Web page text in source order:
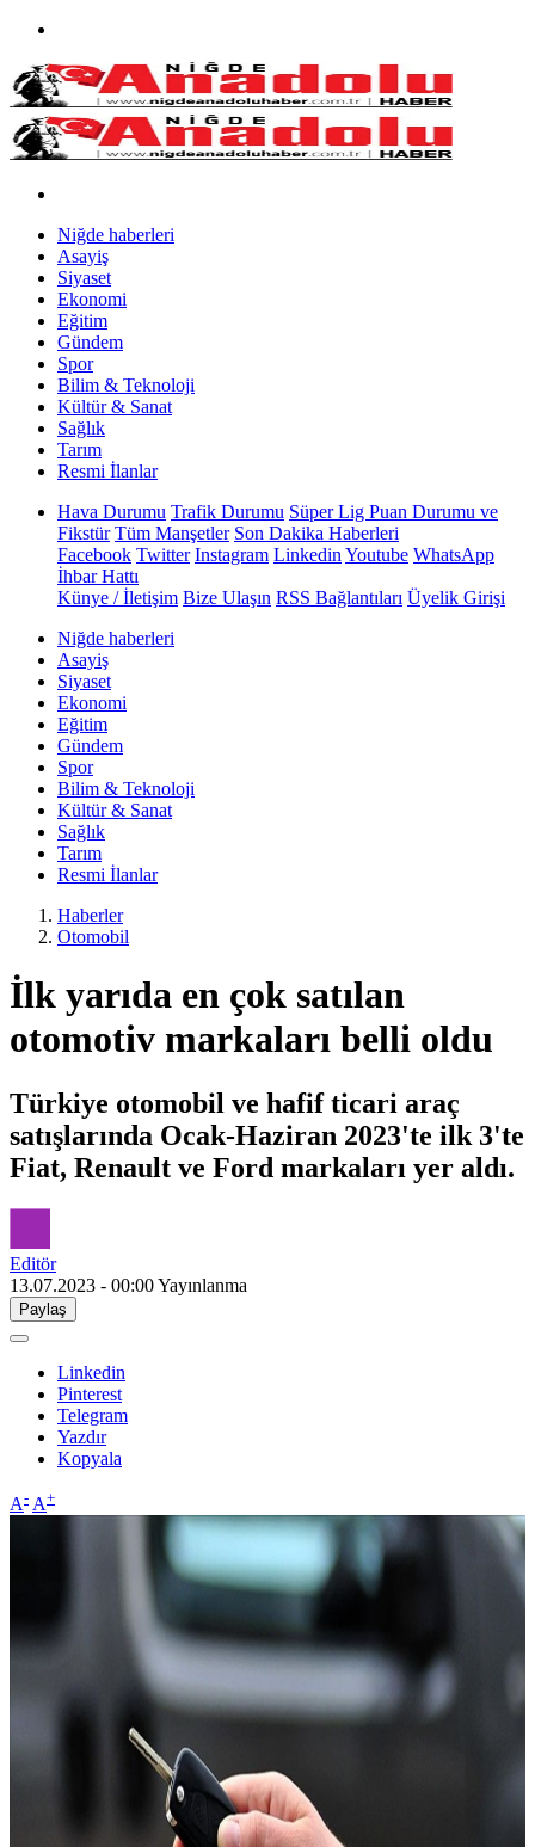
Niğde haberleri
Asayiş
Siyaset
Ekonomi
Eğitim
Gündem
Spor
Bilim & Teknoloji
Kültür & Sanat
Sağlık
Tarım
Resmi İlanlar
Hava Durumu Trafik Durumu Süper Lig Puan Durumu ve
Fikstür Tüm Manşetler Son Dakika Haberleri
Facebook Twitter Instagram Linkedin Youtube WhatsApp
İhbar Hattı
Künye / İletişim Bize Ulaşın RSS Bağlantıları Üyelik Girişi
Niğde haberleri
Asayiş
Siyaset
Ekonomi
Eğitim
Gündem
Spor
Bilim & Teknoloji
Kültür & Sanat
Sağlık
Tarım
Resmi İlanlar
Haberler
Otomobil
İlk yarıda en çok satılan
otomotiv markaları belli oldu
Türkiye otomobil ve hafif ticari araç
satışlarında Ocak-Haziran 2023'te ilk 3'te
Fiat, Renault ve Ford markaları yer aldı.
Editör
13.07.2023 - 00:00Yayınlanma
Paylaş
Linkedin
Pinterest
Telegram
Yazdır
Kopyala
A- A+